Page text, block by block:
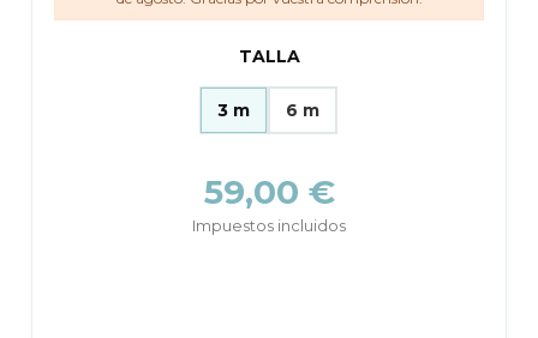
TALLA
3 m 6 m
59,00 €
Impuestos incluidos